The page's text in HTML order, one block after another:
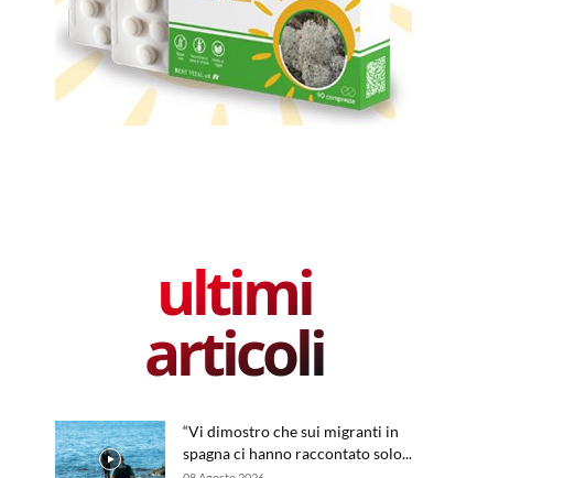
ultimi
articoli
“Vi dimostro che sui migranti in
spagna ci hanno raccontato solo...